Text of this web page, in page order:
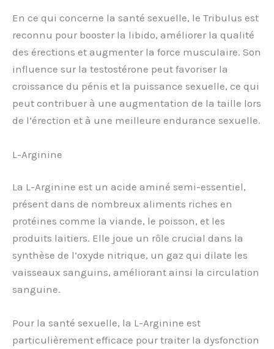
En ce qui concerne la santé sexuelle, le Tribulus est
reconnu pour booster la libido, améliorer la qualité
des érections et augmenter la force musculaire. Son
influence sur la testostérone peut favoriser la
croissance du pénis et la puissance sexuelle, ce qui
peut contribuer à une augmentation de la taille lors
de l’érection et à une meilleure endurance sexuelle.
L-Arginine
La L-Arginine est un acide aminé semi-essentiel,
présent dans de nombreux aliments riches en
protéines comme la viande, le poisson, et les
produits laitiers. Elle joue un rôle crucial dans la
synthèse de l’oxyde nitrique, un gaz qui dilate les
vaisseaux sanguins, améliorant ainsi la circulation
sanguine.
Pour la santé sexuelle, la L-Arginine est
particulièrement efficace pour traiter la dysfonction